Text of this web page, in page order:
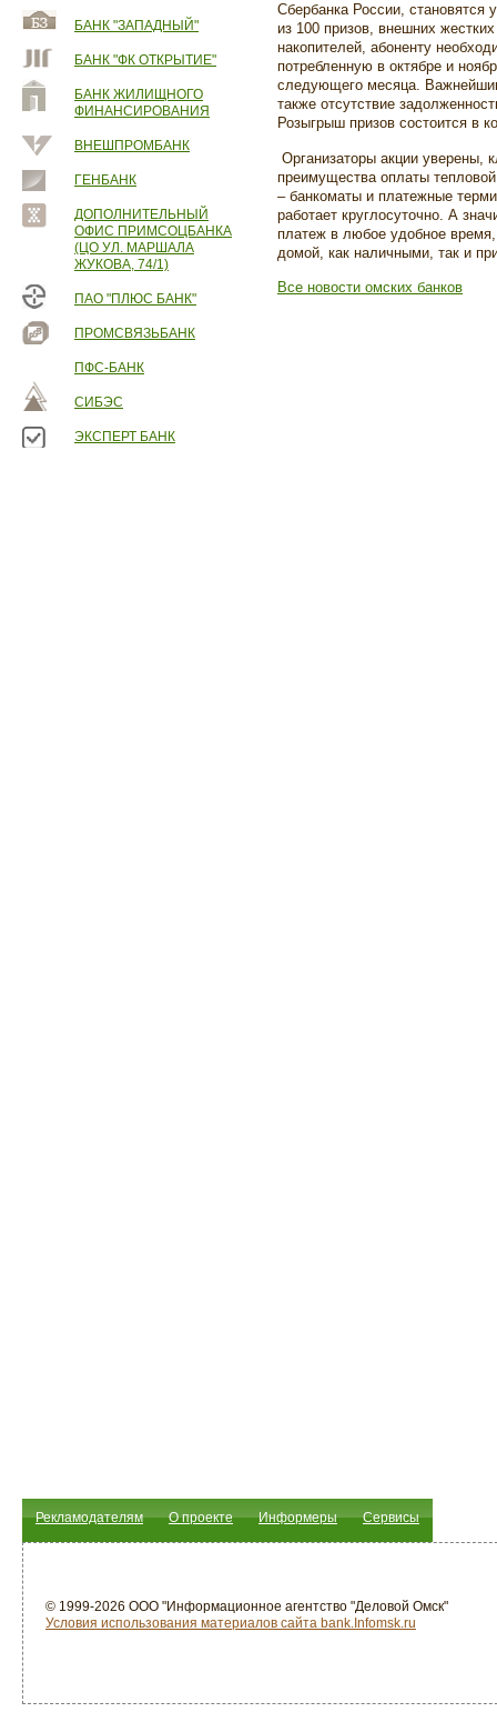
БАНК "ЗАПАДНЫЙ"
БАНК "ФК ОТКРЫТИЕ"
БАНК ЖИЛИЩНОГО
ФИНАНСИРОВАНИЯ
ВНЕШПРОМБАНК
ГЕНБАНК
ДОПОЛНИТЕЛЬНЫЙ
ОФИС ПРИМСОЦБАНКА
(ЦО УЛ. МАРШАЛА
ЖУКОВА, 74/1)
ПАО "ПЛЮС БАНК"
ПРОМСВЯЗЬБАНК
ПФС-БАНК
СИБЭС
ЭКСПЕРТ БАНК
Сбербанка России, становятся
из 100 призов, внешних
накопителей, абоненту
потребленную в октябре и
следующего месяца.
также отсутствие
Розыгрыш призов состоится в
Организаторы акции уверены,
преимущества оплаты
– банкоматы и платежные
работает круглосуточно. А
платеж в любое удобное
домой, как наличными, так и
Все новости омских банков
Рекламодателям О проекте Информеры Сервисы
© 1999-2026 ООО "Информационное агентство "Деловой Омск"
Условия использования материалов сайта bank.Infomsk.ru